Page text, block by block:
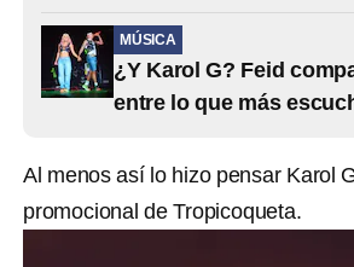
MÚSICA
¿Y Karol G? Feid
entre lo que más
Al menos así lo hizo pensar Karol
promocional de Tropicoqueta.